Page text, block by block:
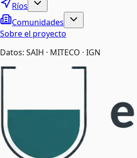
Ríos
Comunidades
Sobre el proyecto
Datos: SAIH · MITECO · IGN